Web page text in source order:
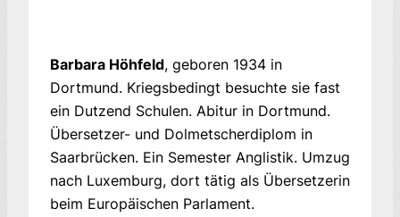
Barbara Höhfeld, geboren 1934 in
Dortmund. Kriegsbedingt besuchte sie fast
ein Dutzend Schulen. Abitur in Dortmund.
Übersetzer- und Dolmetscherdiplom in
Saarbrücken. Ein Semester Anglistik. Umzug
nach Luxemburg, dort tätig als Übersetzerin
beim Europäischen Parlament.